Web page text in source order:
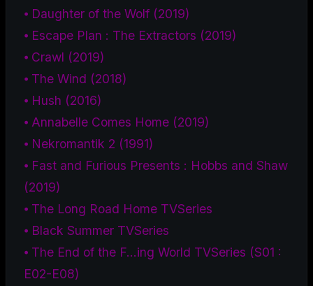
⦁ Daughter of the Wolf (2019)
⦁ Escape Plan : The Extractors (2019)
⦁ Crawl (2019)
⦁ The Wind (2018)
⦁ Hush (2016)
⦁ Annabelle Comes Home (2019)
⦁ Nekromantik 2 (1991)
⦁ Fast and Furious Presents : Hobbs and Shaw
(2019)
⦁ The Long Road Home TVSeries
⦁ Black Summer TVSeries
⦁ The End of the F…ing World TVSeries (S01 :
E02-E08)